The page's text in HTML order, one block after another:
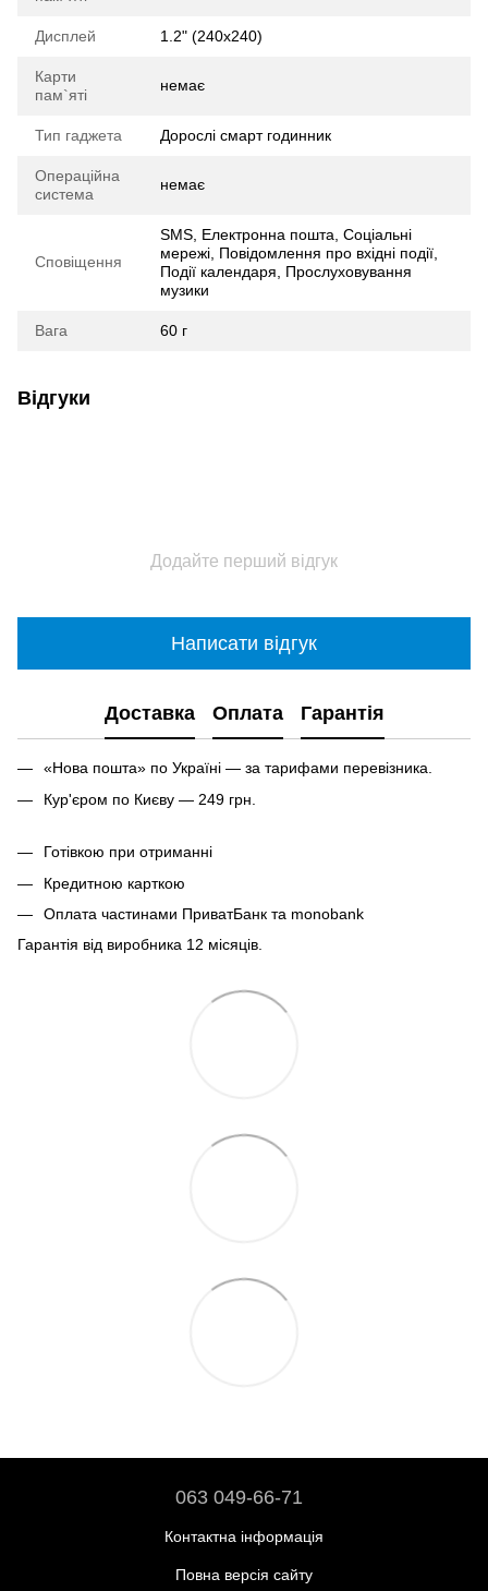
Дисплей 1.2" (240x240)
Карти
пам`яті
немає
Тип гаджета Дорослі смарт годинник
Операційна
система
немає
Сповіщення
SMS, Електронна пошта, Соціальні
мережі, Повідомлення про вхідні події,
Події календаря, Прослуховування
музики
Вага 60 г
Відгуки
Додайте перший відгук
Написати відгук
Доставка Оплата Гарантія
«Нова пошта» по Україні — за тарифами перевізника.
Кур'єром по Києву — 249 грн.
Готівкою при отриманні
Кредитною карткою
Оплата частинами ПриватБанк та monobank
Гарантія від виробника 12 місяців.
063 049-66-71
Контактна інформація
Повна версія сайту